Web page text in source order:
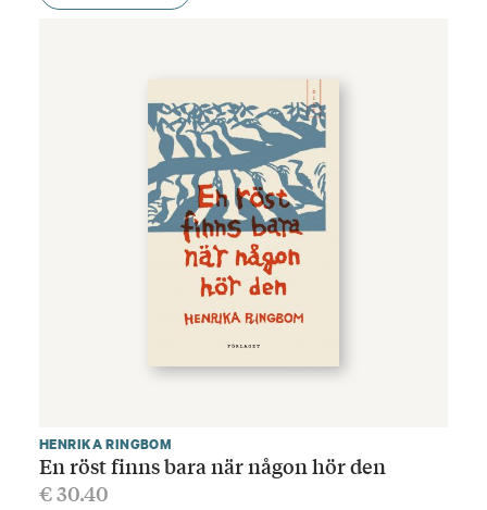
HENRIKA RINGBOM
En röst finns bara när någon hör den
€30.40